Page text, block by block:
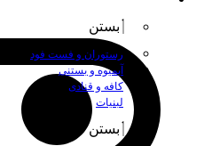
بستن
رستوران و فست فود
آبمیوه و بستنی
کافه و قنادی
لبنیات
بستن